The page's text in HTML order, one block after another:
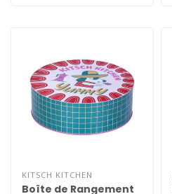
KITSCH KITCHEN
Boîte de Rangement